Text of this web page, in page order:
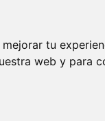
tu
web y para